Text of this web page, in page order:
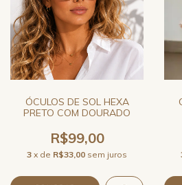
ÓCULOS DE SOL HEXA
PRETO COM DOURADO
R$99,00
3 x de R$33,00 sem juros